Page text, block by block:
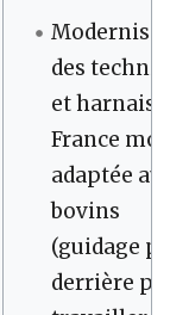
des
et harnais
France
adaptée
bovins
(guidage
derrière